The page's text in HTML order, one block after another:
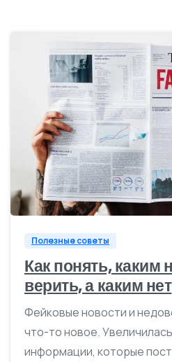
Полезные советы
Как понять, каким
верить, а каким нет
Фейковые новости и
что-то новое.
информации, которые